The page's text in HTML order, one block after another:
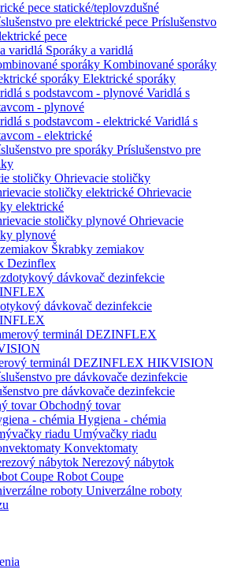
pece statické/teplovzdušné
Príslušenstvo
pece
Sporáky a varidlá
Kombinované sporáky
Elektrické sporáky
Varidlá s
- plynové
Varidlá s
- elektrické
Príslušenstvo pre
Ohrievacie stoličky
Ohrievacie
elektrické
Ohrievacie
plynové
Škrabky zemiakov
Dezinflex
dávkovač dezinfekcie
terminál DEZINFLEX HIKVISION
pre dávkovače dezinfekcie
Obchodný tovar
Hygiena - chémia
Umývačky riadu
Konvektomaty
Nerezový nábytok
Robot Coupe
Univerzálne roboty